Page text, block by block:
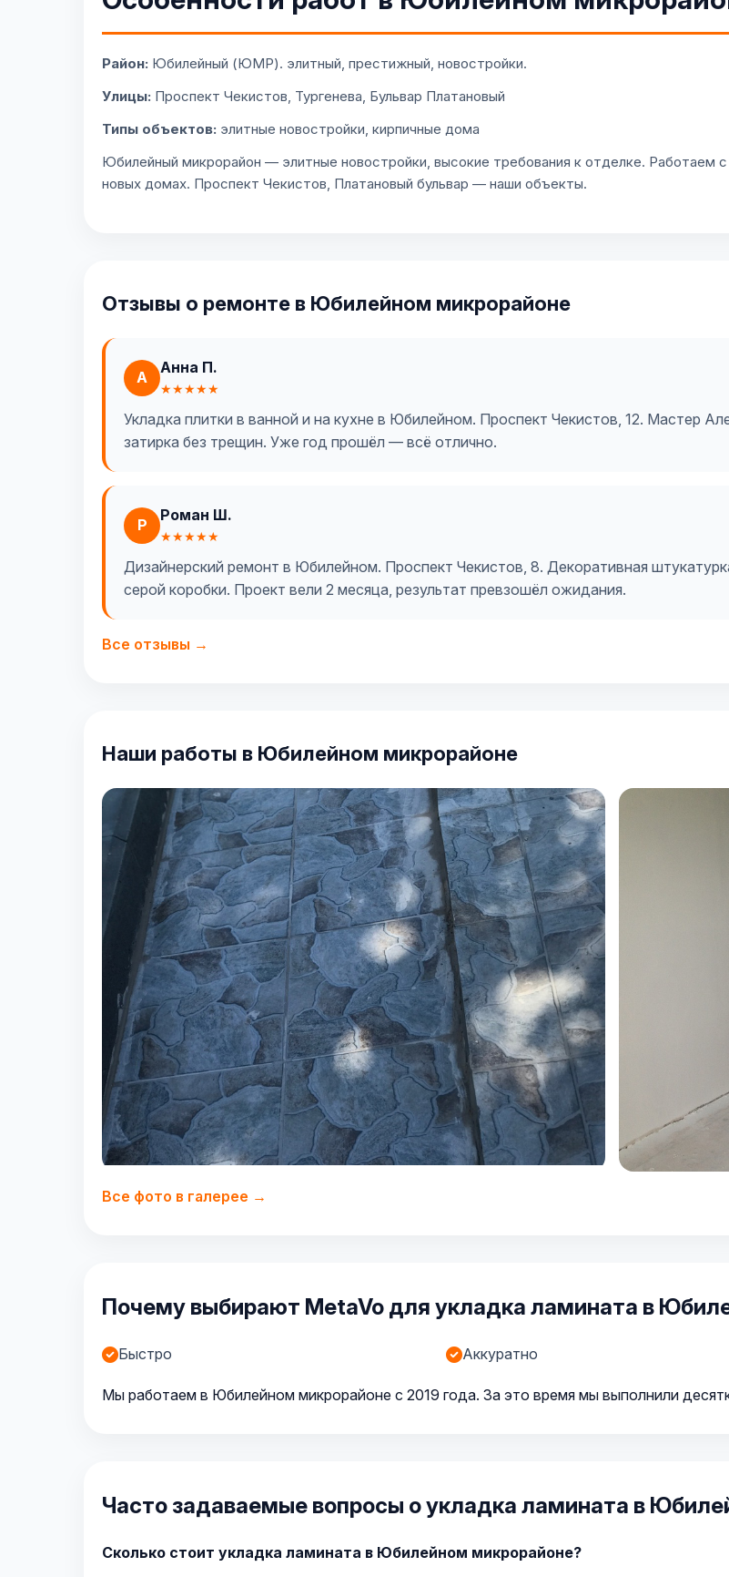
Район: Юбилейный (ЮМР). элитный, престижный, новостройки.
Улицы: Проспект Чекистов, Тургенева, Бульвар Платановый
Типы объектов: элитные новостройки, кирпичные дома
Юбилейный микрорайон — элитные новостройки, высокие требования к отделке. Работаем
новых домах. Проспект Чекистов, Платановый бульвар — наши объекты.
Отзывы о ремонте в Юбилейном микрорайоне
А
Анна П.
★★★★★
Укладка плитки в ванной и на кухне в Юбилейном. Проспект Чекистов, 12. Мастер
затирка без трещин. Уже год прошёл — всё отлично.
Р
Роман Ш.
★★★★★
Дизайнерский ремонт в Юбилейном. Проспект Чекистов, 8. Декоративная
серой коробки. Проект вели 2 месяца, результат превзошёл ожидания.
Все отзывы →
Наши работы в Юбилейном микрорайоне
Все фото в галерее →
Почему выбирают MetaVo для укладка ламината в
Быстро Аккуратно
Мы работаем в Юбилейном микрорайоне с 2019 года. За это время мы выполнили
Часто задаваемые вопросы о укладка ламината в
Сколько стоит укладка ламината в Юбилейном микрорайоне?